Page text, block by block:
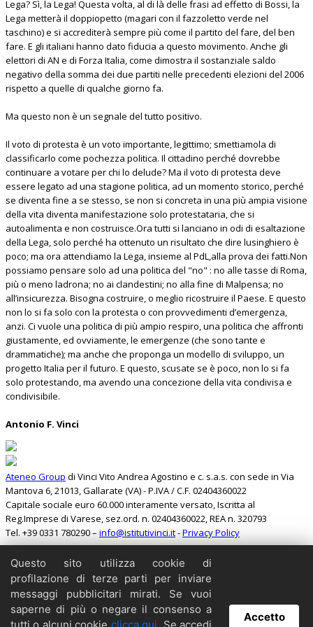
Lega? Sì, la Lega! Questa volta, al di là delle frasi ad effetto di Bossi, la
Lega metterà il doppiopetto (magari con il fazzoletto verde nel
taschino) e si accrediterà sempre più come il partito del fare, del ben
fare. E gli italiani hanno dato fiducia a questo movimento. Anche gli
elettori di AN e di Forza Italia, come dimostra il sostanziale saldo
negativo della somma dei due partiti nelle precedenti elezioni del 2006
rispetto a quelle di qualche giorno fa.
Ma questo non è un segnale del tutto positivo.
Il voto di protesta è un voto importante, legittimo; smettiamola di
classificarlo come pochezza politica. Il cittadino perché dovrebbe
continuare a votare per chi lo delude? Ma il voto di protesta deve
essere legato ad una stagione politica, ad un momento storico, perché
se diventa fine a se stesso, se non si concreta in una più ampia visione
della vita diventa manifestazione solo protestataria, che si
autoalimenta e non costruisce.Ora tutti si lanciano in odi di esaltazione
della Lega, solo perché ha ottenuto un risultato che dire lusinghiero è
poco; ma ora attendiamo la Lega, insieme al PdL,alla prova dei fatti.Non
possiamo pensare solo ad una politica del "no" : no alle tasse di Roma,
più o meno ladrona; no ai clandestini; no alla fine di Malpensa; no
all’insicurezza. Bisogna costruire, o meglio ricostruire il Paese. E questo
non lo si fa solo con la protesta o con provvedimenti d’emergenza,
anzi. Ci vuole una politica di più ampio respiro, una politica che affronti
giustamente, ed ovviamente, le emergenze (che sono tante e
drammatiche); ma anche che proponga un modello di sviluppo, un
progetto Italia per il futuro. E questo, scusate se è poco, non lo si fa
solo protestando, ma avendo una concezione della vita condivisa e
condivisibile.
Antonio F. Vinci
Ateneo Group di Vinci Vito Andrea Agostino e c. s.a.s. con sede in Via
Mantova 6, 21013, Gallarate (VA) - P.IVA / C.F. 02404360022
Capitale sociale euro 60.000 interamente versato, Iscritta al
Reg.Imprese di Varese, sez.ord. n. 02404360022, REA n. 320793
Tel. +39 0331 780290 – info@istitutivinci.it-Privacy Policy
Search
Home
Il Barbarossa
Collabora
Questo sito utilizza cookie di
profilazione di terze parti per inviare
messaggi pubblicitari mirati. Se vuoi
saperne di più o negare il consenso a
Accetto